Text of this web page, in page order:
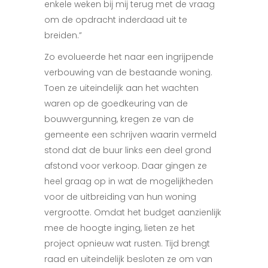
enkele weken bij mij terug met de vraag
om de opdracht inderdaad uit te
breiden.”
Zo evolueerde het naar een ingrijpende
verbouwing van de bestaande woning.
Toen ze uiteindelijk aan het wachten
waren op de goedkeuring van de
bouwvergunning, kregen ze van de
gemeente een schrijven waarin vermeld
stond dat de buur links een deel grond
afstond voor verkoop. Daar gingen ze
heel graag op in wat de mogelijkheden
voor de uitbreiding van hun woning
vergrootte. Omdat het budget aanzienlijk
mee de hoogte inging, lieten ze het
project opnieuw wat rusten. Tijd brengt
raad en uiteindelijk besloten ze om van